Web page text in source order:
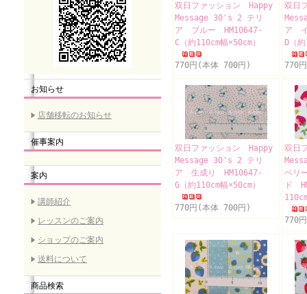
お知らせ
店舗移転のお知らせ
催事案内
案内
講師紹介
レッスンのご案内
ショップのご案内
送料について
商品検索
双日ファッション Happy
Message 30's 2 テリ
ア ブルー HM10647-
C（約110cm幅×50cm）
770円(本体 700円)
双日
ア
D（
770
双日ファッション Happy
Message 30's 2 テリ
ア 生成り HM10647-
G（約110cm幅×50cm）
770円(本体 700円)
双日
ベリ
ド
770